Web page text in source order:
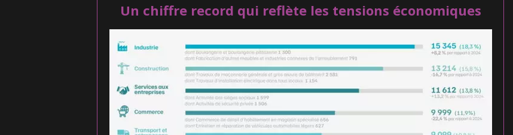
Un chiffre record qui reflète les tensions économiques